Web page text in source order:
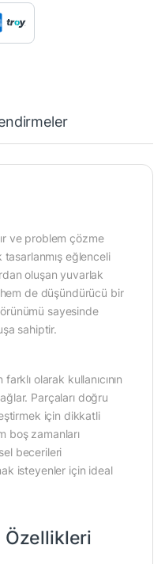
ve problem çözme
eğlenceli
oluşan yuvarlak
hem de düşündürücü bir
sayesinde
sahiptir.
olarak kullanıcının
Parçaları doğru
için dikkatli
boş zamanları
becerileri
isteyenler için ideal
Özellikleri